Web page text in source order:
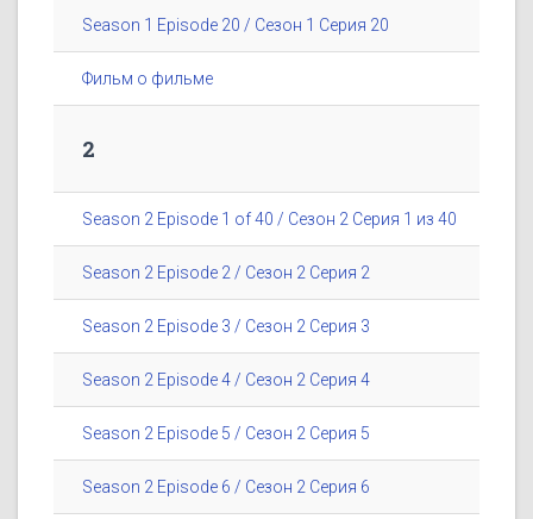
Season 1 Episode 20 / Сезон 1 Серия 20
Фильм о фильме
2
Season 2 Episode 1 of 40 / Сезон 2 Серия 1 из 40
Season 2 Episode 2 / Сезон 2 Серия 2
Season 2 Episode 3 / Сезон 2 Серия 3
Season 2 Episode 4 / Сезон 2 Серия 4
Season 2 Episode 5 / Сезон 2 Серия 5
Season 2 Episode 6 / Сезон 2 Серия 6